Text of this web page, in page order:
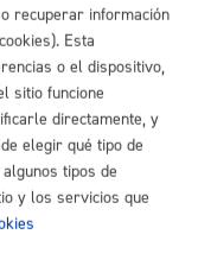
dirigidas a la
* Online con
recuperar información
Esta
o el dispositivo,
sitio funcione
directamente, y
elegir qué tipo de
tipos de
y los servicios que